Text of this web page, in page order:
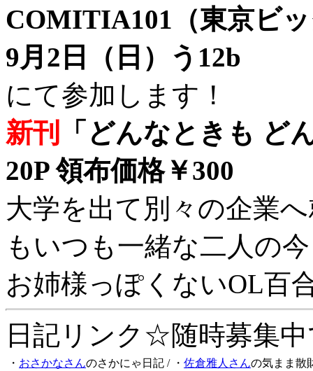
COMITIA101（東京ビ
9月2日（日）う12b
にて参加します！
新刊
「どんなときも ど
20P 領布価格￥300
大学を出て別々の企業
もいつも一緒な二人の
お姉様っぽくないOL百
日記リンク☆随時募集
・ おさかなさんのさかにゃ日記 / ・ 佐倉雅人さんの気まま散